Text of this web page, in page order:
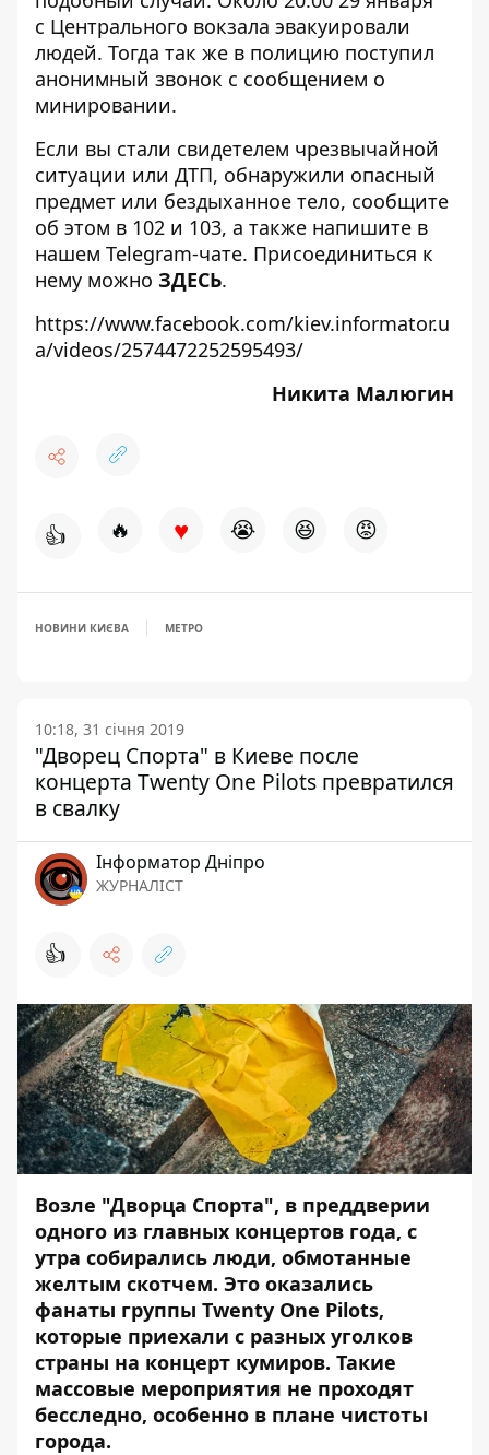
с Центрального вокзала эвакуировали
людей. Тогда так же в полицию поступил
анонимный звонок с сообщением о
минировании.
Если вы стали свидетелем чрезвычайной
ситуации или ДТП, обнаружили опасный
предмет или бездыханное тело, сообщите
об этом в 102 и 103, а также напишите в
нашем Telegram-чате. Присоединиться к
нему можно ЗДЕСЬ.
https://www.facebook.com/kiev.informator.u
a/videos/2574472252595493/
Никита Малюгин
👍 🔥 ♥ 😭 😆 😡
НОВИНИ КИЄВА МЕТРО
10:18, 31 січня 2019
"Дворец Спорта" в Киеве после
концерта Twenty One Pilots превратился
в свалку
Інформатор Дніпро
ЖУРНАЛІСТ
👍
Возле "Дворца Спорта", в преддверии
одного из главных концертов года, с
утра собирались люди, обмотанные
желтым скотчем. Это оказались
фанаты группы Twenty One Pilots,
которые приехали с разных уголков
страны на концерт кумиров. Такие
массовые мероприятия не проходят
бесследно, особенно в плане чистоты
города.